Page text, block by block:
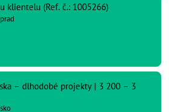
klientelu (Ref. č.: 1005266)
– dlhodobé projekty | 3 200 – 3